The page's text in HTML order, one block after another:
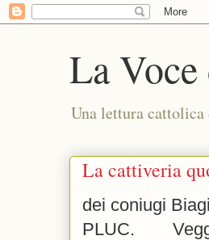
La
Una lettura
La cattiveria
dei coniugi
PLUC.